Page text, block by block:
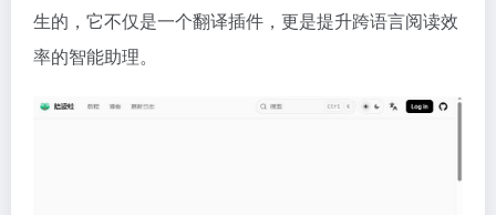
生的，它不仅是一个翻译插件，更是提升跨语言阅读效
率的智能助理。